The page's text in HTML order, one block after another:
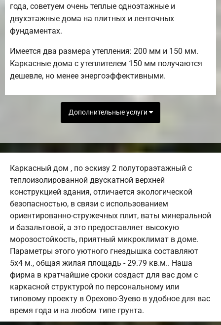
года, советуем очень теплые одноэтажные и
двухэтажные дома на плитных и ленточных
фундаментах.
Имеется два размера утепления: 200 мм и 150 мм.
Каркасные дома с утеплителем 150 мм получаются
дешевле, но менее энергоэффективными.
Дополнительные услуги
Каркасный дом , по эскизу 2 полутораэтажный с
теплоизолированной двускатной верхней
конструкцией здания, отличается экологической
безопасностью, в связи с использованием
ориентированно-стружечных плит, ваты минеральной
и базальтовой, а это предоставляет высокую
морозостойкость, приятный микроклимат в доме.
Параметры этого уютного гнездышка составляют
5х4 м., общая жилая площадь - 29.79 кв.м.. Наша
фирма в кратчайшие сроки создаст для вас дом с
каркасной структурой по персональному или
типовому проекту в Орехово-Зуево в удобное для вас
время года и на любом типе грунта.